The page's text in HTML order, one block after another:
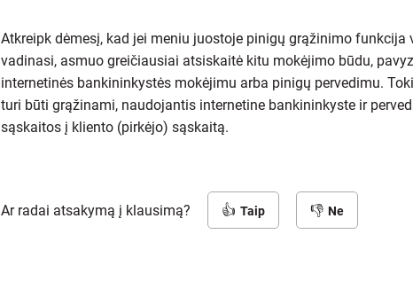
Atkreipk dėmesį, kad jei meniu juostoje pinigų grąžinimo funkcija
vadinasi, asmuo greičiausiai atsiskaitė kitu mokėjimo būdu,
internetinės bankininkystės mokėjimu arba pinigų pervedimu.
turi būti grąžinami, naudojantis internetine bankininkyste ir
sąskaitos į kliento (pirkėjo) sąskaitą.
Ar radai atsakymą į klausimą? Taip Ne